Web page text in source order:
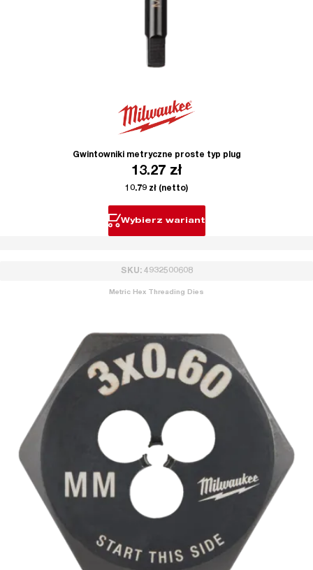
Gwintowniki metryczne proste typ plug
13.27 zł
10.79 zł (netto)
Wybierz wariant
SKU: 4932500608
Metric Hex Threading Dies